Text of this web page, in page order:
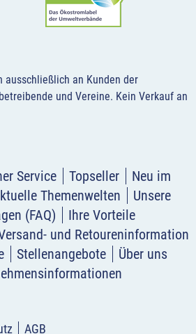
ausschließlich an Kunden der
und Vereine. Kein Verkauf an
Service Topseller
Neu im
Themenwelten
Unsere
(FAQ)
Ihre Vorteile
und Retoureninformation
Stellenangebote
Über uns
AGB